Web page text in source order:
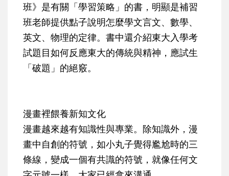
班》是有關「學習策略」的書，明顯是補習
班老師提供點子說明怎麼學文言文、數學、
英文、物理的定律。書中還介紹東大入學考
試題目如何反應東大的傳統與精神，應試生
「破題」的絕竅。
漫畫裡餵養新知文化
漫畫越來越有知識性與專業。除知識外，漫
畫中自創的符號，如小丸子覺得尷尬時的三
條線，變成一個有共識的符號，就像任何文